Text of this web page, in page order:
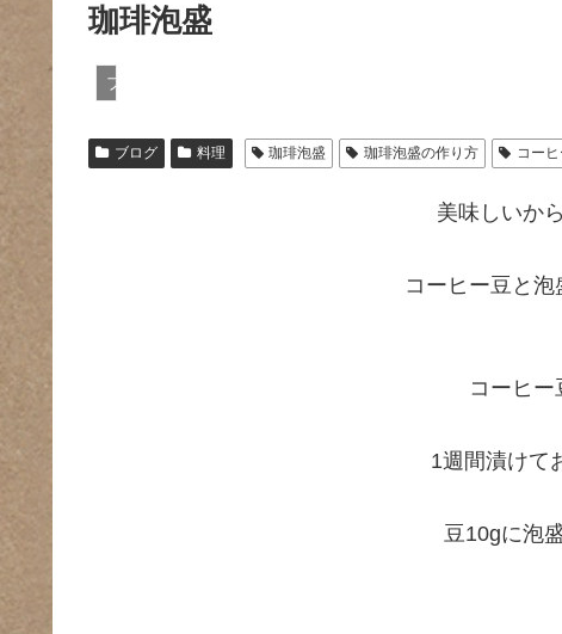
珈琲泡盛
ブログ
ブログ 料理 珈琲泡盛 珈琲泡盛の作り方 コーヒ
美味しいか
コーヒー豆と泡
コーヒー
1週間漬けて
豆10gに泡